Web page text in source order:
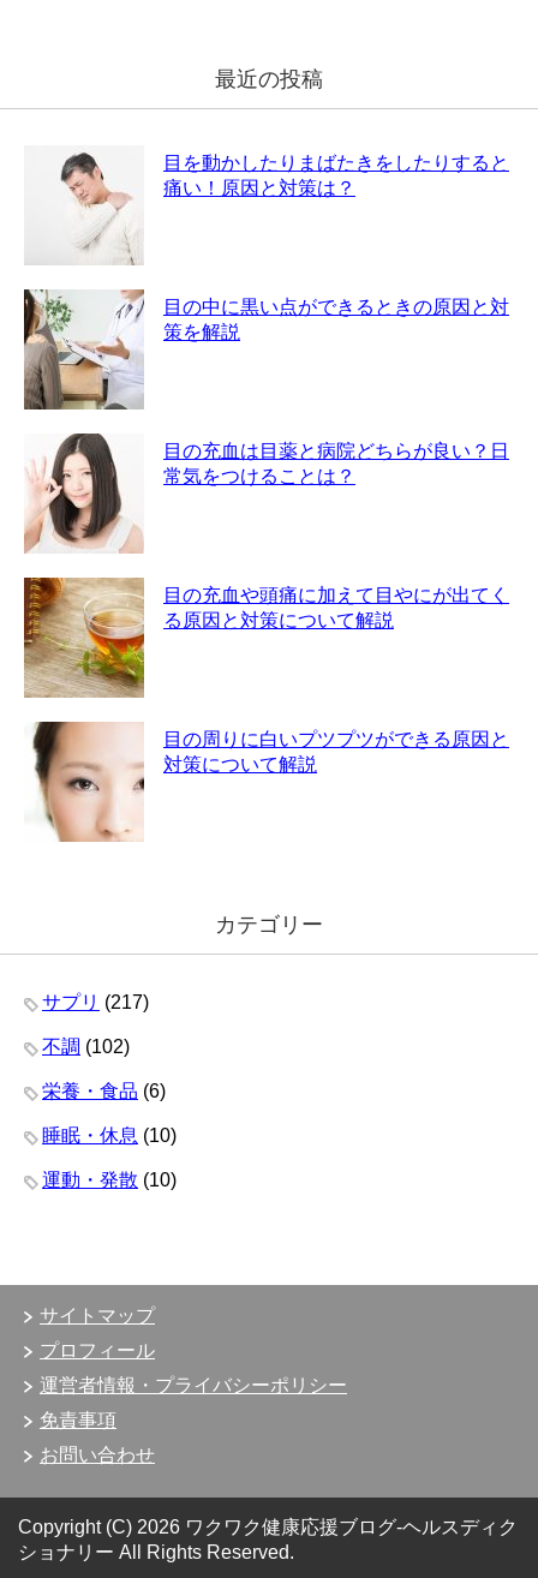
最近の投稿
目を動かしたりまばたきをしたりすると
痛い！原因と対策は？
目の中に黒い点ができるときの原因と対
策を解説
目の充血は目薬と病院どちらが良い？日
常気をつけることは？
目の充血や頭痛に加えて目やにが出てく
る原因と対策について解説
目の周りに白いプツプツができる原因と
対策について解説
カテゴリー
サプリ (217)
不調 (102)
栄養・食品 (6)
睡眠・休息 (10)
運動・発散 (10)
サイトマップ
プロフィール
運営者情報・プライバシーポリシー
免責事項
お問い合わせ
Copyright (C) 2026 ワクワク健康応援ブログ-ヘルスディク
ショナリー All Rights Reserved.